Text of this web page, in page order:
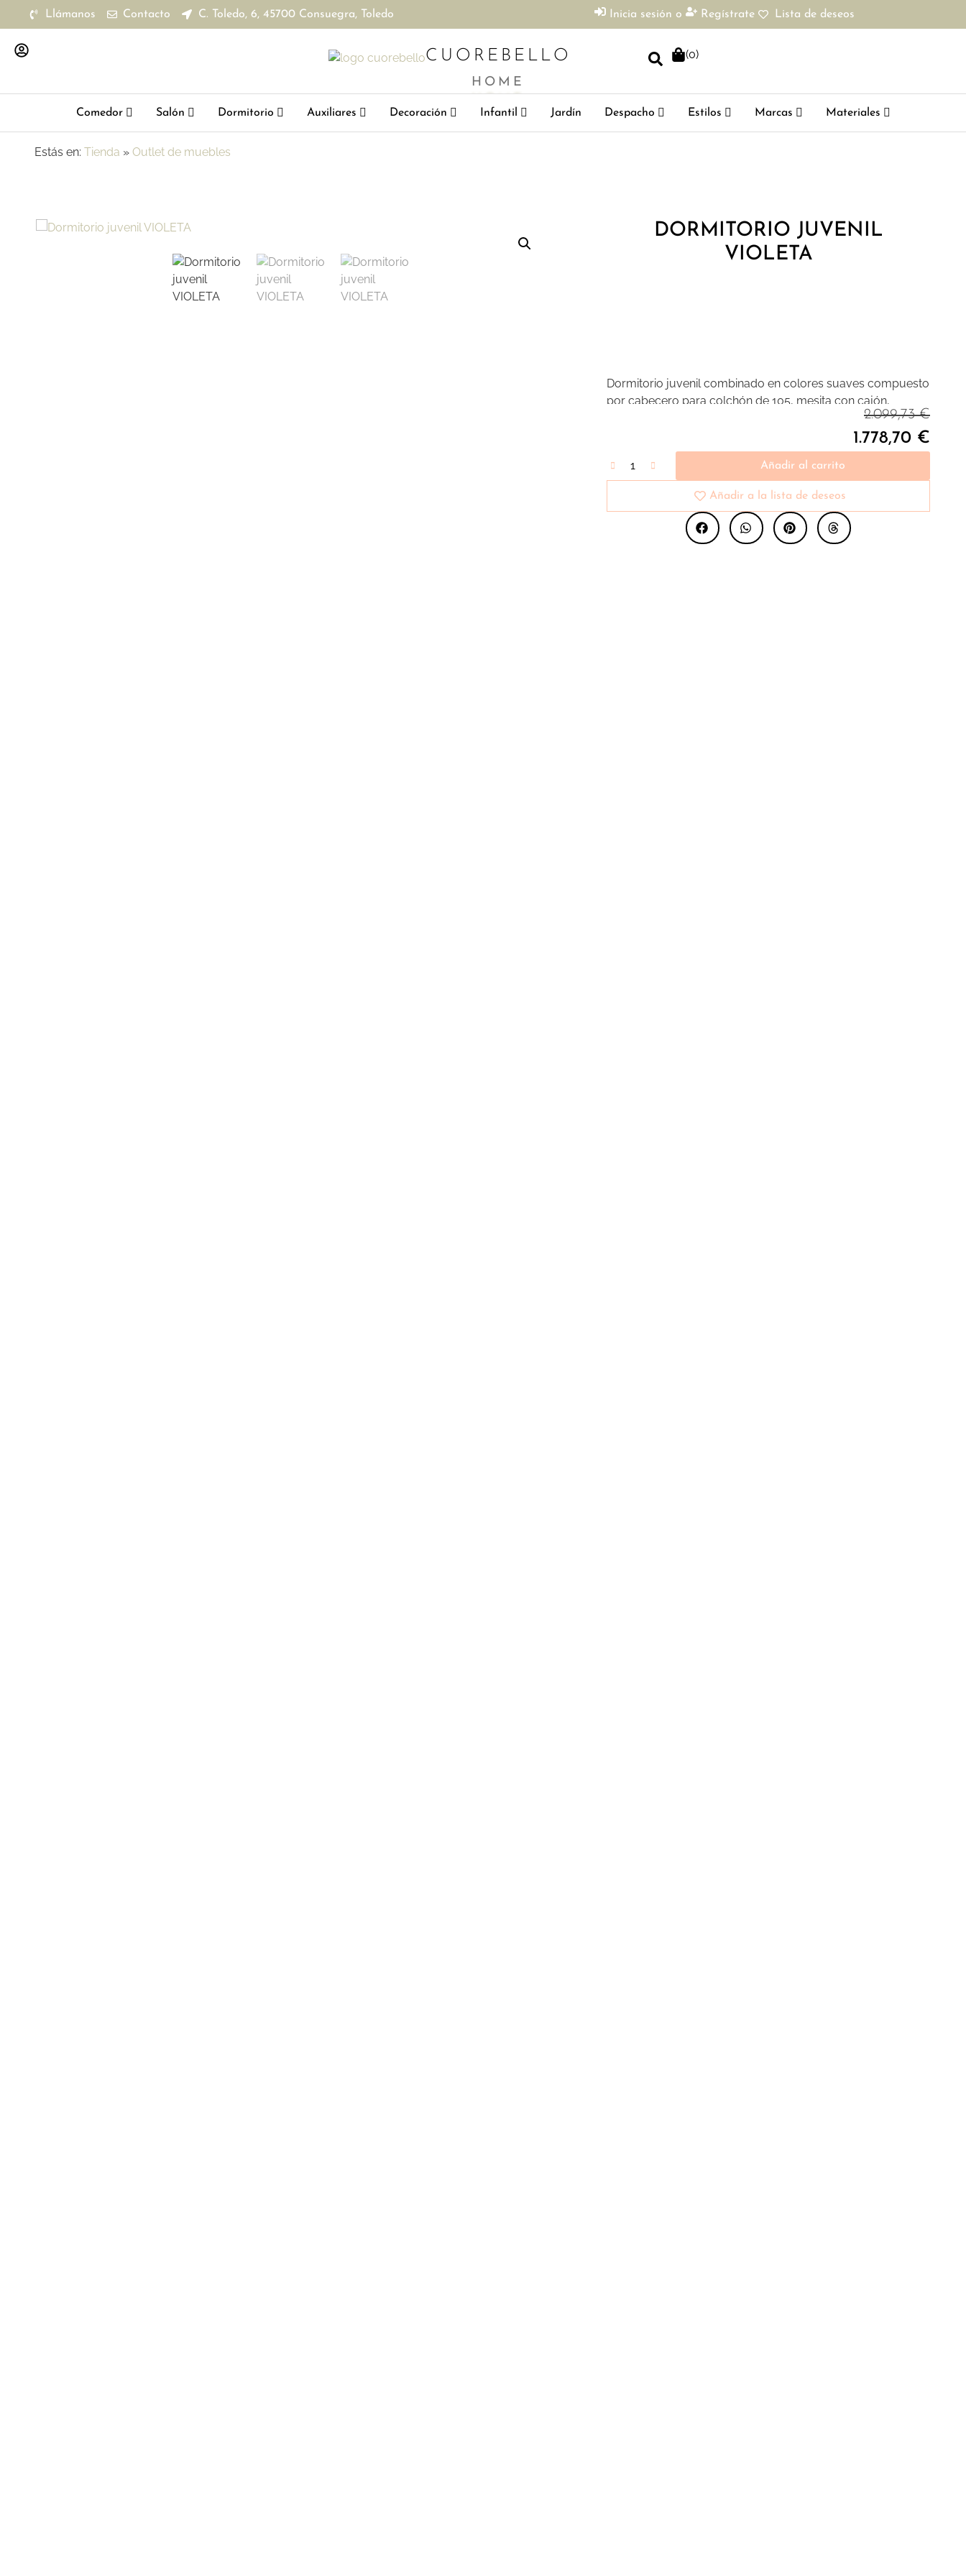
Llámanos Contacto C. Toledo, 6, 45700 Consuegra, Toledo Inicia sesión o Regístrate Lista de deseos
HOME
CUOREBELLO (0)
Comedor Salón Dormitorio Auxiliares Decoración Infantil Jardín Despacho Estilos Marcas Materiales
Estás en: Tienda » Outlet de muebles
DORMITORIO JUVENIL
VIOLETA
Dormitorio juvenil combinado en colores suaves compuesto
por cabecero para colchón de 105, mesita con cajón,
sinfonier y mesa estudio. Piezas indispensables para que
nuestros peques tengan organización en su espacio
2.099,73€
1.778,70 €
Añadir al carrito
Añadir a la lista de deseos